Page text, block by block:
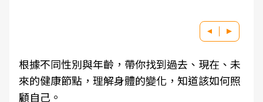
根據不同性別與年齡，帶你找到過去、現在、未
來的健康節點，理解身體的變化，知道該如何照
顧自己。